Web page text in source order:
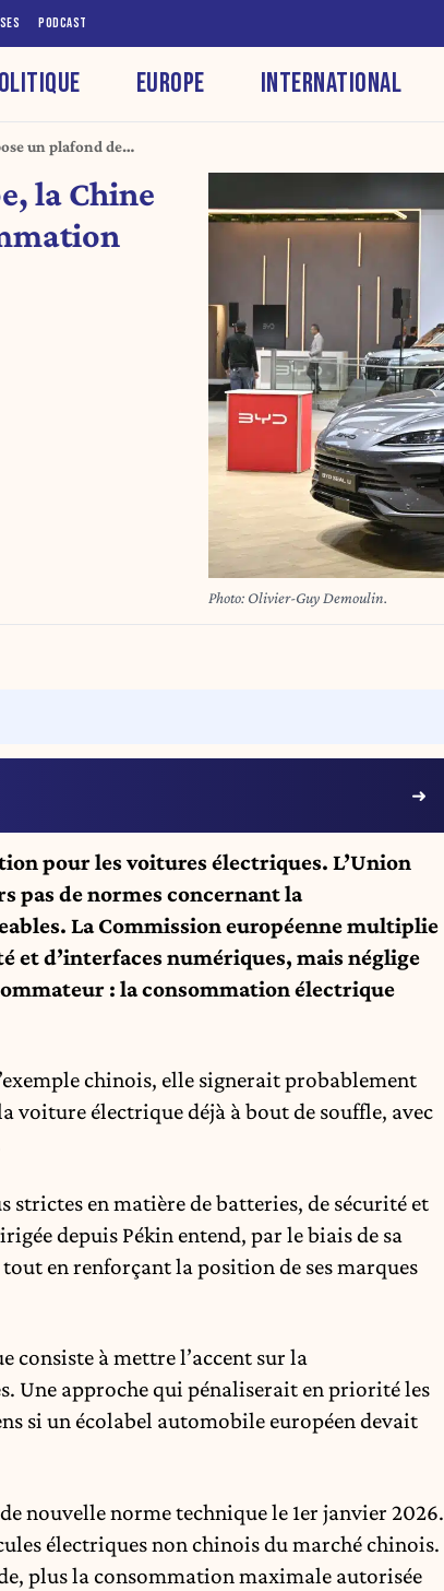
PODCAST
EUROPE INTERNATIONAL
un plafond de
la Chine
Photo: Olivier-Guy Demoulin.
pour les voitures électriques. L’Union
pas de normes concernant la
La Commission européenne multiplie
et d’interfaces numériques, mais néglige
: la consommation électrique
chinois, elle signerait probablement
voiture électrique déjà à bout de souffle, avec
strictes en matière de batteries, de sécurité et
depuis Pékin entend, par le biais de sa
en renforçant la position de ses marques
consiste à mettre l’accent sur la
Une approche qui pénaliserait en priorité les
si un écolabel automobile européen devait
nouvelle norme technique le 1er janvier 2026.
électriques non chinois du marché chinois.
plus la consommation maximale autorisée